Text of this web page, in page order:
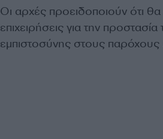
Οι αρχές προειδοποιούν ότι
επιχειρήσεις για την
εμπιστοσύνης στους παρόχους